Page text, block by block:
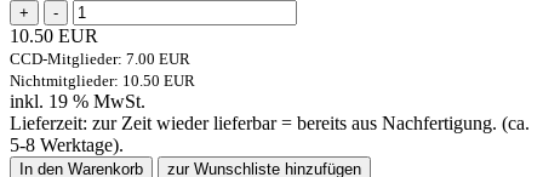
10.50 EUR
CCD-Mitglieder: 7.00 EUR
Nichtmitglieder: 10.50 EUR
inkl. 19 % MwSt.
Lieferzeit: zur Zeit wieder lieferbar = bereits aus Nachfertigung. (ca.
5-8 Werktage).